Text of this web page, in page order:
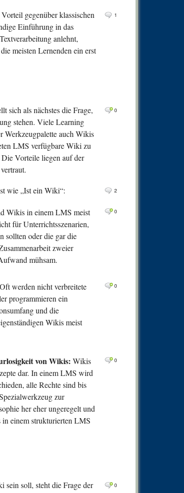
1
gegenüber klassischen
Einführung in das
anlehnt,
meisten Lernenden ein erst
0
sich als nächstes die Frage,
stehen. Viele Learning
Werkzeugpalette auch Wikis
LMS verfügbare Wiki zu
Die Vorteile liegen auf der
2
wie „Ist ein Wiki“:
0
Wikis in einem LMS meist
für Unterrichtsszenarien,
sollten oder die gar die
zweier
mühsam.
0
Oft werden nicht verbreitete
programmieren ein
und die
Wikis meist
0
von Wikis: Wikis
dar. In einem LMS wird
alle Rechte sind bis
zur
her eher ungeregelt und
einem strukturierten LMS
0
sein soll, steht die Frage der